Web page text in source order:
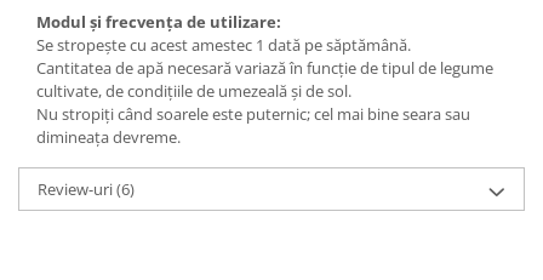
Modul și frecvența de utilizare:
Se stropește cu acest amestec 1 dată pe săptămână.
Cantitatea de apă necesară variază în funcție de tipul de legume
cultivate, de condițiile de umezeală și de sol.
Nu stropiți când soarele este puternic; cel mai bine seara sau
dimineața devreme.
Review-uri(6)